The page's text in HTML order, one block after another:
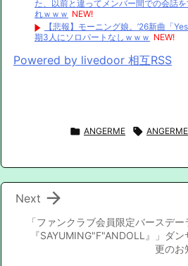
た、以前と違ってメンバー間での会
れｗｗｗ NEW!
【悲報】モーニング娘。’26新曲「
期3人にソロパートなしｗｗｗ NEW!
Powered by livedoor 相互RSS
 ANGERME  ANGERME
「ファンクラブ会員限定バースデー
『SAYUMING"F"ANDOLL』」ダン
更のお

Next